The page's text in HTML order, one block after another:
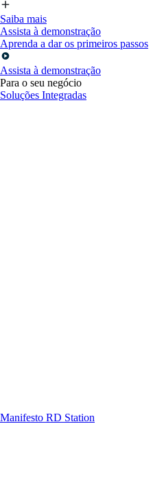
Saiba mais
Assista à demonstração
Aprenda a dar os primeiros passos
Assista à demonstração
Para o seu negócio
Soluções Integradas
Manifesto RD Station